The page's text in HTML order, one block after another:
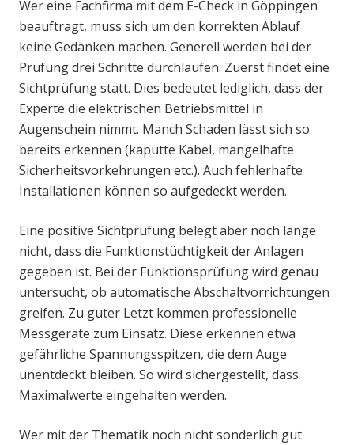
Wer eine Fachfirma mit dem E-Check in Göppingen
beauftragt, muss sich um den korrekten Ablauf
keine Gedanken machen. Generell werden bei der
Prüfung drei Schritte durchlaufen. Zuerst findet eine
Sichtprüfung statt. Dies bedeutet lediglich, dass der
Experte die elektrischen Betriebsmittel in
Augenschein nimmt. Manch Schaden lässt sich so
bereits erkennen (kaputte Kabel, mangelhafte
Sicherheitsvorkehrungen etc.). Auch fehlerhafte
Installationen können so aufgedeckt werden.
Eine positive Sichtprüfung belegt aber noch lange
nicht, dass die Funktionstüchtigkeit der Anlagen
gegeben ist. Bei der Funktionsprüfung wird genau
untersucht, ob automatische Abschaltvorrichtungen
greifen. Zu guter Letzt kommen professionelle
Messgeräte zum Einsatz. Diese erkennen etwa
gefährliche Spannungsspitzen, die dem Auge
unentdeckt bleiben. So wird sichergestellt, dass
Maximalwerte eingehalten werden.
Wer mit der Thematik noch nicht sonderlich gut